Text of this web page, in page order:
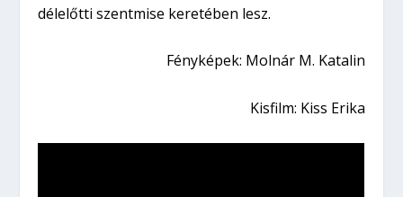
délelőtti szentmise keretében lesz.
Fényképek: Molnár M. Katalin
Kisfilm: Kiss Erika